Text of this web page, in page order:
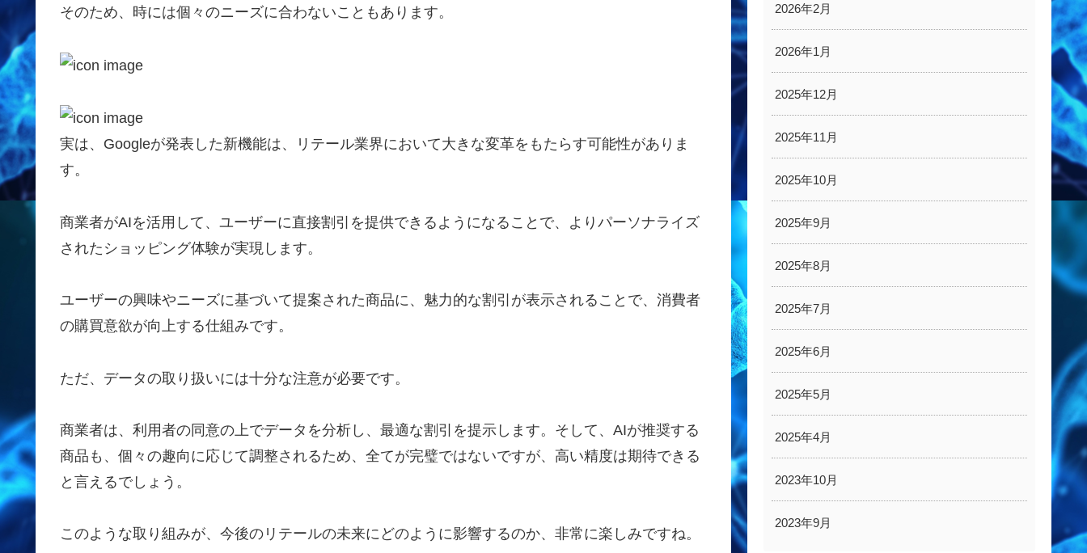
そのため、時には個々のニーズに合わないこともあります。
実は、Googleが発表した新機能は、リテール業界において大きな変革をもたらす可能性がありま
す。
商業者がAIを活用して、ユーザーに直接割引を提供できるようになることで、よりパーソナライズ
されたショッピング体験が実現します。
ユーザーの興味やニーズに基づいて提案された商品に、魅力的な割引が表示されることで、消費者
の購買意欲が向上する仕組みです。
ただ、データの取り扱いには十分な注意が必要です。
商業者は、利用者の同意の上でデータを分析し、最適な割引を提示します。そして、AIが推奨する
商品も、個々の趣向に応じて調整されるため、全てが完璧ではないですが、高い精度は期待できる
と言えるでしょう。
このような取り組みが、今後のリテールの未来にどのように影響するのか、非常に楽しみですね。
2026年2月
2026年1月
2025年12月
2025年11月
2025年10月
2025年9月
2025年8月
2025年7月
2025年6月
2025年5月
2025年4月
2023年10月
2023年9月